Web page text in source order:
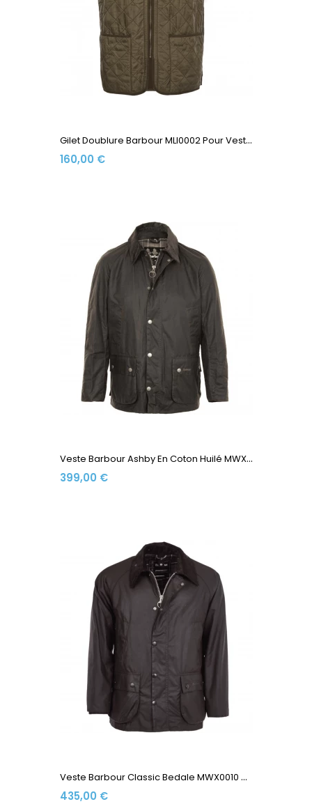
G
Ilet Doublure Barbour MLI0002 Pour Veste Ashby Olive
160,00 €
V
Este Barbour Ashby En Coton Huilé MWX0339-OL71 Olive
399,00 €
V
Este Barbour Classic Bedale MWX0010 OL71 Olive
435,00 €